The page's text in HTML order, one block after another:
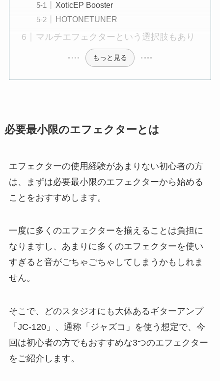
XoticEP Booster
HOTONETUNER
マルチエフェクターという選択肢もあり
もっと見る
必要最小限のエフェクターとは
エフェクターの使用経験があまりない初心者の方
は、まずは必要最小限のエフェクターから始める
ことをおすすめします。
一度に多くのエフェクターを揃えることは負担に
なりますし、あまりに多くのエフェクターを使い
すぎると音がごちゃごちゃしてしまうかもしれま
せん。
そこで、どのスタジオにも大体あるギターアンプ
「JC-120」、通称「ジャズコ」を使う想定で、​​​​​今
回は初心者の方でもおすすめな3つのエフェクター
をご紹介します。